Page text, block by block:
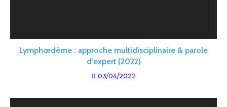
Lymphœdème : approche multidisciplinaire & parole
d’expert (2022)
03/04/2022